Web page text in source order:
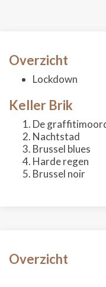
Overzicht
Lockdown
Keller Brik
De
Nachtstad
Brussel blues
Harde regen
Brussel noir
Overzicht